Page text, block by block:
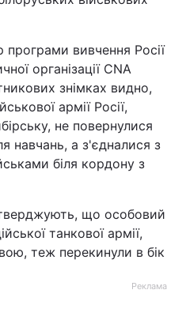
вивчення Росії
організації CNA
знімках видно,
армії Росії,
не повернулися
навчань, а з'єдналися з
біля кордону з
що особовий
танкової армії,
теж перекинули в бік
Реклама